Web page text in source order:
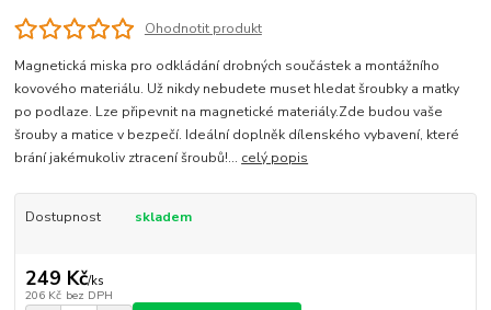
Ohodnotit produkt
Magnetická miska pro odkládání drobných součástek a montážního
kovového materiálu. Už nikdy nebudete muset hledat šroubky a matky
po podlaze. Lze připevnit na magnetické materiály.Zde budou vaše
šrouby a matice v bezpečí. Ideální doplněk dílenského vybavení, které
brání jakémukoliv ztracení šroubů!... celý popis
Dostupnost skladem
249 Kč/ks
206 Kč bez DPH